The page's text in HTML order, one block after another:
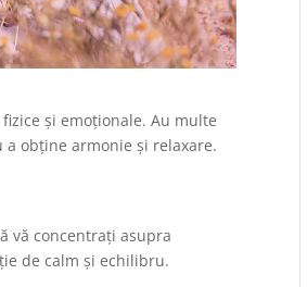
și emoționale. Au multe
obține armonie și relaxare.
vă concentrați asupra
de calm și echilibru.